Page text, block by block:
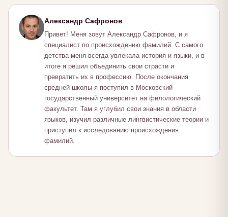
Александр Сафронов
Привет! Меня зовут Александр Сафронов, и я
специалист по происхождению фамилий. С самого
детства меня всегда увлекала история и языки, и в
итоге я решил объединить свои страсти и
превратить их в профессию. После окончания
средней школы я поступил в Московский
государственный университет на филологический
факультет. Там я углубил свои знания в области
языков, изучил различные лингвистические теории и
приступил к исследованию происхождения
фамилий.